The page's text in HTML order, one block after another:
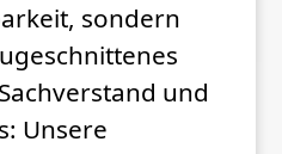
sondern
und
Unsere